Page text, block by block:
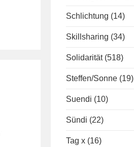
Schlichtung (14)
Skillsharing (34)
Solidarität (518)
Steffen/Sonne (19)
Suendi (10)
Sündi (22)
Tag x (16)